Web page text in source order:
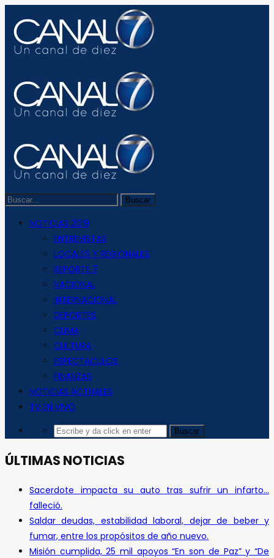
NOTICIAS 2019
ENTREVISTAS
LOCALES Y REGIONALES
REPORTE 7
NACIONAL
INTERNACIONAL
DEPORTES
CLIMA
CULTURA
ESPECTACULOS
FINANZAS
NOTICIAS ACTUALES
TV EN VIVO
ÚLTIMAS NOTICIAS
Sacerdote impacta su auto tras sufrir un infarto…
falleció.
Saldar deudas, estabilidad laboral, dejar de beber y
fumar, entre los propósitos de año nuevo.
Misión cumplida, 25 mil apoyos “En son de Paz” y “De